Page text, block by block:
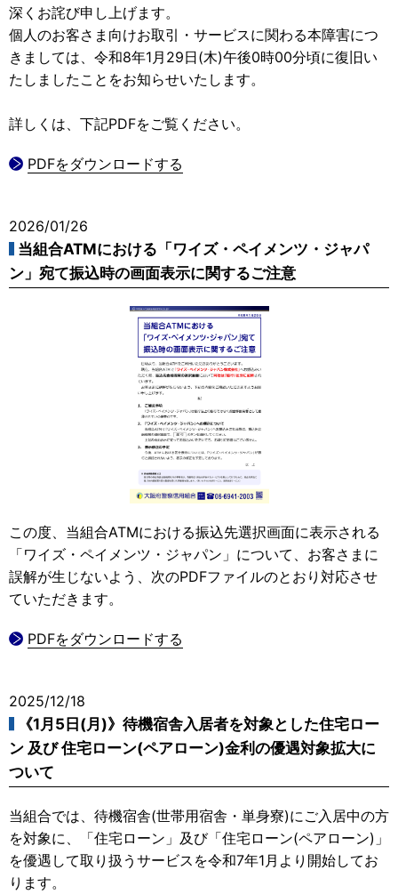
深くお詫び申し上げます。
個人のお客さま向けお取引・サービスに関わる本障害につ
きましては、令和8年1月29日(木)午後0時00分頃に復旧い
たしましたことをお知らせいたします。
詳しくは、下記PDFをご覧ください。
PDFをダウンロードする
2026/01/26
当組合ATMにおける「ワイズ・ペイメンツ・ジャパ
ン」宛て振込時の画面表示に関するご注意
この度、当組合ATMにおける振込先選択画面に表示される
「ワイズ・ペイメンツ・ジャパン」について、お客さまに
誤解が生じないよう、次のPDFファイルのとおり対応させ
ていただきます。
PDFをダウンロードする
2025/12/18
《1月5日(月)》待機宿舎入居者を対象とした住宅ロー
ン 及び 住宅ローン(ペアローン)金利の優遇対象拡大に
ついて
当組合では、待機宿舎(世帯用宿舎・単身寮)にご入居中の方
を対象に、「住宅ローン」及び「住宅ローン(ペアローン)」
を優遇して取り扱うサービスを令和7年1月より開始してお
ります。